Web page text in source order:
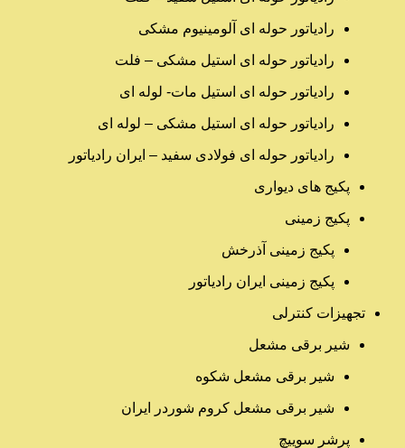
رادیاتور حوله ای آلومینیوم مشکی
رادیاتور حوله ای استیل مشکی – فلت
رادیاتور حوله ای استیل مات- لوله ای
رادیاتور حوله ای استیل مشکی – لوله ای
رادیاتور حوله ای فولادی سفید – ایران رادیاتور
پکیج های دیواری
پکیج زمینی
پکیج زمینی آذرخش
پکیج زمینی ایران رادیاتور
تجهیزات کنترلی
شیر برقی مشعل
شیر برقی مشعل شکوه
شیر برقی مشعل کروم شوردر ایران
پرشر سوییچ